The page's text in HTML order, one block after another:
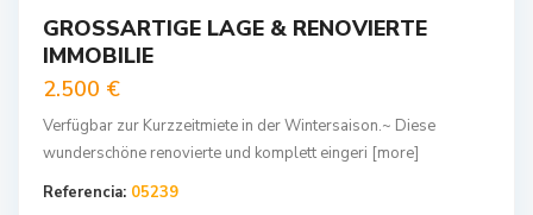
GROSSARTIGE LAGE & RENOVIERTE
IMMOBILIE
2.500 €
Verfügbar zur Kurzzeitmiete in der Wintersaison.~ Diese
wunderschöne renovierte und komplett eingeri [more]
Referencia: 05239